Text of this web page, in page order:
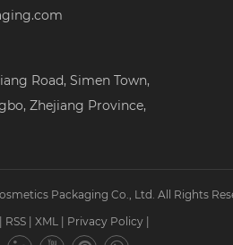
Road, Simen Town,
Zhejiang Province,
Packaging Co., Ltd. All Rights
RSS XML Privacy Policy